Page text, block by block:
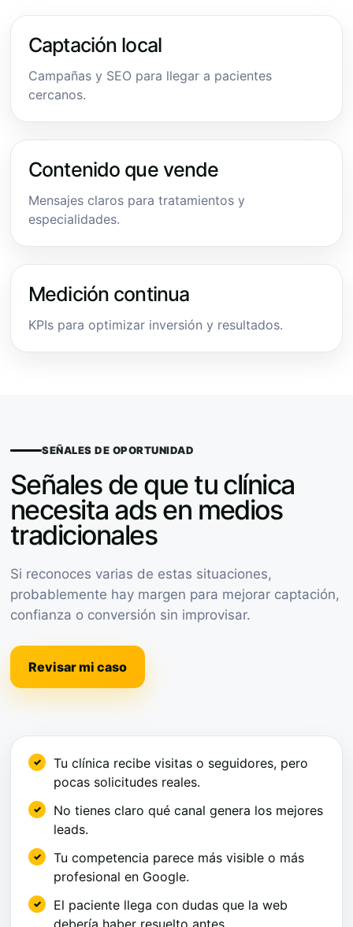
Captación local
Campañas y SEO para llegar a pacientes
cercanos.
Contenido que vende
Mensajes claros para tratamientos y
especialidades.
Medición continua
KPIs para optimizar inversión y resultados.
SEÑALES DE OPORTUNIDAD
Señales de que tu clínica
necesita ads en medios
tradicionales
Si reconoces varias de estas situaciones,
probablemente hay margen para mejorar captación,
confianza o conversión sin improvisar.
Revisar mi caso
Tu clínica recibe visitas o seguidores, pero
pocas solicitudes reales.
No tienes claro qué canal genera los mejores
leads.
Tu competencia parece más visible o más
profesional en Google.
El paciente llega con dudas que la web
debería haber resuelto antes.